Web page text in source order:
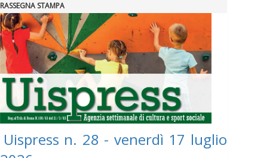
Ddl Lobby, Uisp: “Il Parlamento
valorizzi le nostre specificità"
La formazione Uisp rallenta ma
prosegue anche in estate
Tiziano Pesce nel Cda di
a Roma
RASSEGNA STAMPA
Uispress n. 28 - venerdì 17 luglio